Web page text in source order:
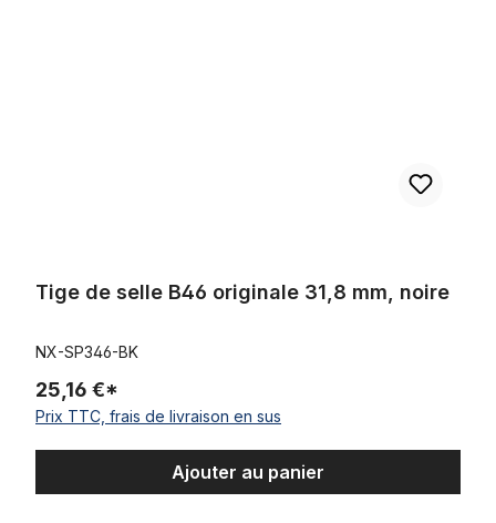
Tige de selle B46 originale 31,8 mm, noire
NX-SP346-BK
25,16 €*
Prix TTC, frais de livraison en sus
Ajouter au panier